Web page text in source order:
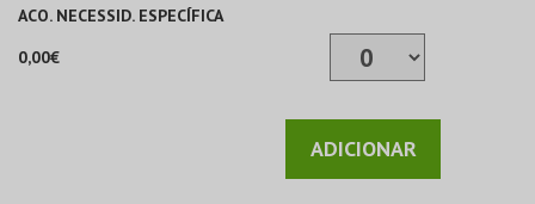
ACO. NECESSID. ESPECÍFICA
0,00€
ADICIONAR